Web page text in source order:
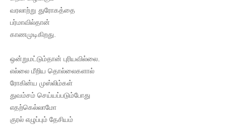
வரலாற்று துரோகத்தை
பர்மாவில்தான்
காணமுடிகிறது.
ஒன்றுமட்டும்தான் புரியவில்லை.
எல்லை மீறிய தொல்லைகளால்
ரோகின்ய முஸ்லிம்கள்
துவம்சம் செய்யப்படும்போது
எதற்கெல்லாமோ
குரல் எழுப்பும் தேசியம்